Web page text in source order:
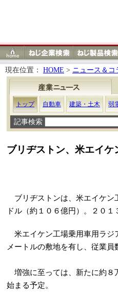
現在位置： HOME > ニュース＆コ
トップ 自動車 建築・土木 弱
記事検索
ブリヂストン、米エイ
ブリヂストンは、米エイケン
ドル（約１０６億円）。２０
米エイケン工場乗用車用ラジ
メートルの敷地を有し、従業
増強に至っては、新たに約８
始まる予定。